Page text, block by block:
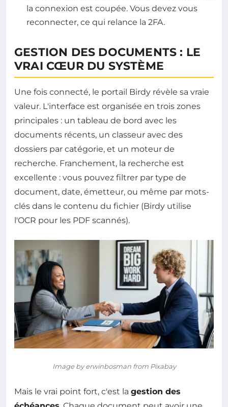
la connexion est coupée. Vous devez vous
reconnecter, ce qui relance la 2FA.
GESTION DES DOCUMENTS : LE
VRAI CŒUR DU SYSTÈME
Une fois connecté, le portail Birdy révèle sa vraie
valeur. L'interface est organisée en trois zones
principales : un tableau de bord avec les
documents récents, un classeur avec des
dossiers par catégorie, et un moteur de
recherche. Franchement, la recherche est
excellente : vous pouvez filtrer par type de
document, date, émetteur, ou même par mots-
clés dans le contenu du fichier (Birdy utilise
l'OCR pour les PDF scannés).
Image by erwinbosman from Pixabay
Mais le vrai point fort, c'est la gestion des